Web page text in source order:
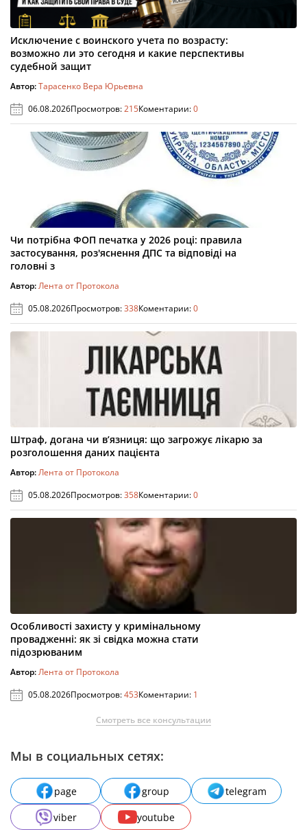
Исключение с воинского учета по возрасту:
возможно ли это сегодня и какие перспективы
судебной защит
Автор:Тарасенко Вера Юрьевна
06.08.2026Просмотров:215Коментарии:0
Чи потрібна ФОП печатка у 2026 році: правила
застосування, роз'яснення ДПС та відповіді на
головні з
Автор:Лента от Протокола
05.08.2026Просмотров:338Коментарии:0
Штраф, догана чи в’язниця: що загрожує лікарю за
розголошення даних пацієнта
Автор:Лента от Протокола
05.08.2026Просмотров:358Коментарии:0
Особливості захисту у кримінальному
провадженні: як зі свідка можна стати
підозрюваним
Автор:Лента от Протокола
05.08.2026Просмотров:453Коментарии: 1
Смотреть все консультации
Мы в социальных сетях:
page group
telegram
viber
youtube